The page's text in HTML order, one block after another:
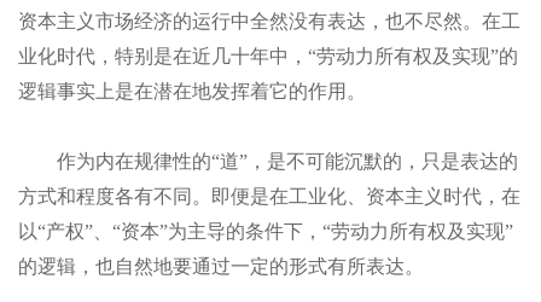
资本主义市场经济的运行中全然没有表达，也不尽然。在工
业化时代，特别是在近几十年中，“劳动力所有权及实现”的
逻辑事实上是在潜在地发挥着它的作用。
作为内在规律性的“道”，是不可能沉默的，只是表达的
方式和程度各有不同。即便是在工业化、资本主义时代，在
以“产权”、“资本”为主导的条件下，“劳动力所有权及实现”
的逻辑，也自然地要通过一定的形式有所表达。